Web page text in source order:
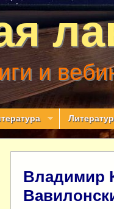
и
Владимир